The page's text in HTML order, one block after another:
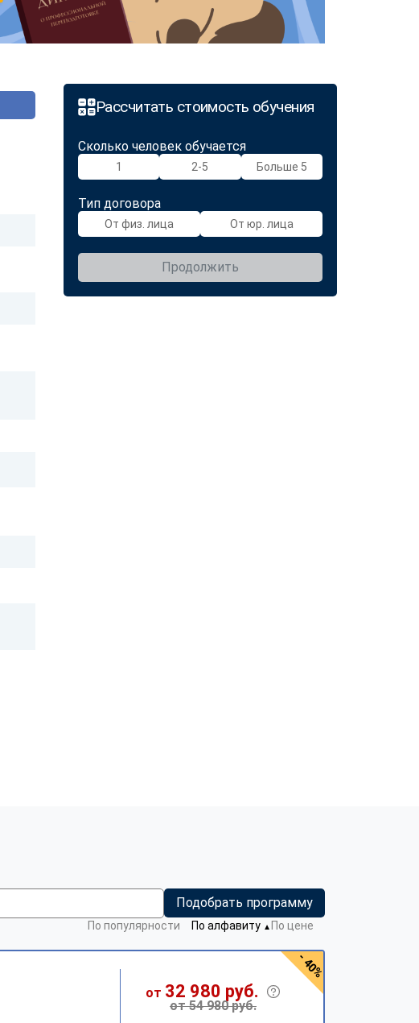
Рассчитать стоимость обучения
Сколько человек обучается
1 2-5 Больше 5
Тип договора
От физ. лица От юр. лица
Продолжить
Подобрать программу
По популярности По алфавиту ▼ По цене
от 32 980 руб.
от 54 980 руб.
- 40%